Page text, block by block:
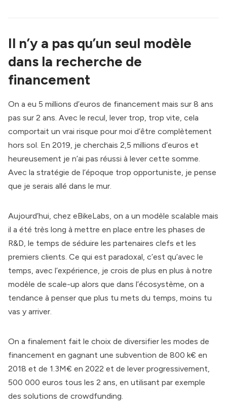
Il n’y a pas qu’un seul modèle
dans la recherche de
financement
On a eu 5 millions d’euros de financement mais sur 8 ans
pas sur 2 ans. Avec le recul, lever trop, trop vite, cela
comportait un vrai risque pour moi d’être complètement
hors sol. En 2019, je cherchais 2,5 millions d’euros et
heureusement je n’ai pas réussi à lever cette somme.
Avec la stratégie de l’époque trop opportuniste, je pense
que je serais allé dans le mur.
Aujourd’hui, chez eBikeLabs, on a un modèle scalable mais
il a été très long à mettre en place entre les phases de
R&D, le temps de séduire les partenaires clefs et les
premiers clients. Ce qui est paradoxal, c’est qu’avec le
temps, avec l’expérience, je crois de plus en plus à notre
modèle de scale-up alors que dans l’écosystème, on a
tendance à penser que plus tu mets du temps, moins tu
vas y arriver.
On a finalement fait le choix de diversifier les modes de
financement en gagnant une subvention de 800 k€ en
2018 et de 1.3M€ en 2022 et de lever progressivement,
500 000 euros tous les 2 ans, en utilisant par exemple
des solutions de crowdfunding.